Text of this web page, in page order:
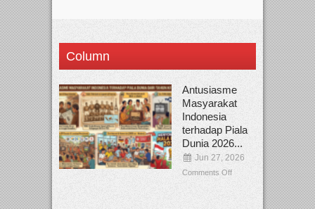
Column
Antusiasme
Masyarakat
Indonesia
terhadap Piala
Dunia 2026...
Jun 27, 2026
Comments Off